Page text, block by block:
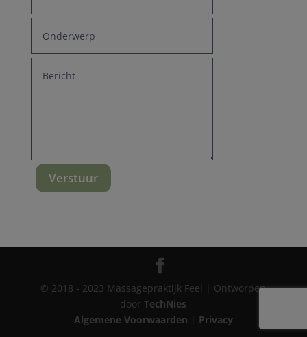
Verstuur
© 2018 - 2023 Massagepraktijk Feel | Ontworpen
doorTechNies
Algemene Voorwaarden | Privacy